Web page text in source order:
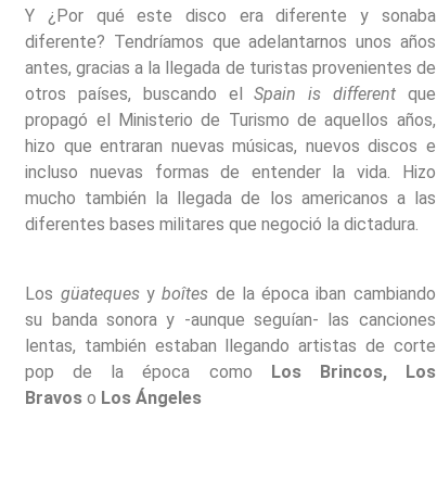
Y ¿Por qué este disco era diferente y sonaba
diferente? Tendríamos que adelantarnos unos años
antes, gracias a la llegada de turistas provenientes de
otros países, buscando elSpain is differentque
propagó el Ministerio de Turismo de aquellos años,
hizo que entraran nuevas músicas, nuevos discos e
incluso nuevas formas de entender la vida. Hizo
mucho también la llegada de los americanos a las
diferentes bases militares que negoció la dictadura.
Los güatequesyboîtes de la época iban cambiando
su banda sonora y -aunque seguían- las canciones
lentas, también estaban llegando artistas de corte
pop de la época como
Los Brincos, Los
Bravos o Los Ángeles